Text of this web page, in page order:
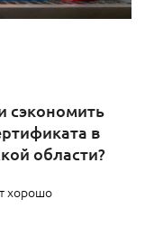
сэкономить
в
области?
хорошо